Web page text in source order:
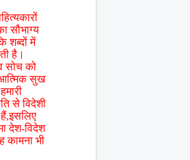
सौभाग्य
शब्दों में
है।
सोच को
आत्मिक सुख
से विदेशी
देश-विदेश
कामना भी